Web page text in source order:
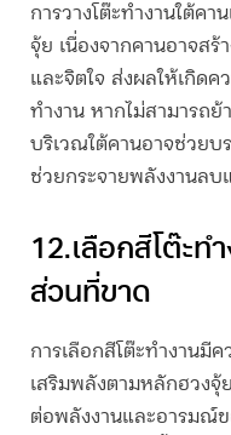
การวางโต๊ะทำงานใต้ค
จุ้ย เนื่องจากคานอาจส
และจิตใจ ส่งผลให้เกิดค
ทำงาน หากไม่สามารถย้
บริเวณใต้คานอาจช่วยบ
ช่วยกระจายพลังงานลบ
12.เลือกสีโต๊ะท
ส่วนที่ขาด
การเลือกสีโต๊ะทำงานมี
เสริมพลังตามหลักฮวง
ต่อพลังงานและอารมณ์ข